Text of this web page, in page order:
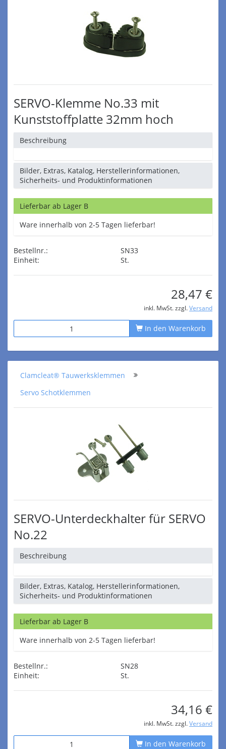
SERVO-Klemme No.33 mit
Kunststoffplatte 32mm hoch
Beschreibung
Bilder, Extras, Katalog, Herstellerinformationen,
Sicherheits- und Produktinformationen
Lieferbar ab Lager B
Ware innerhalb von 2-5 Tagen lieferbar!
Bestellnr.:
SN33
Einheit:
St.
28,47 €
inkl. MwSt. zzgl. Versand
In den Warenkorb
Clamcleat® Tauwerksklemmen
Servo Schotklemmen
SERVO-Unterdeckhalter für SERVO
No.22
Beschreibung
Bilder, Extras, Katalog, Herstellerinformationen,
Sicherheits- und Produktinformationen
Lieferbar ab Lager B
Ware innerhalb von 2-5 Tagen lieferbar!
Bestellnr.:
SN28
Einheit:
St.
34,16 €
inkl. MwSt. zzgl. Versand
In den Warenkorb